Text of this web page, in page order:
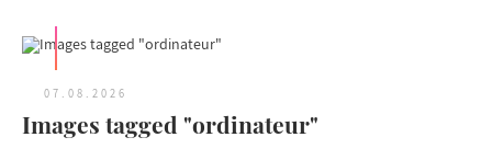
07.08.2026
Images tagged "ordinateur"